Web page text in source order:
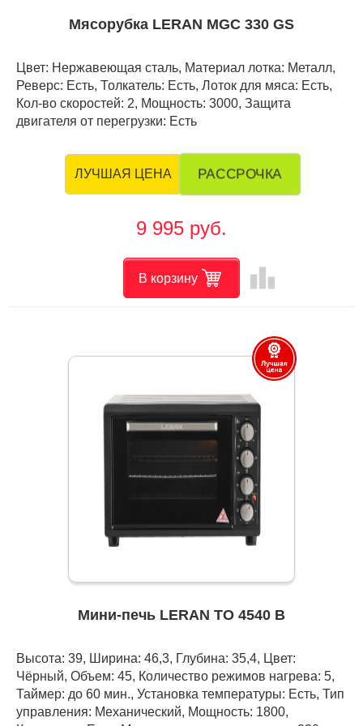
Мясорубка LERAN MGC 330 GS
Цвет: Нержавеющая сталь, Материал лотка: Металл,
Реверс: Есть, Толкатель: Есть, Лоток для мяса: Есть,
Кол-во скоростей: 2, Мощность: 3000, Защита
двигателя от перегрузки: Есть
ЛУЧШАЯ ЦЕНА РАССРОЧКА
9 995 руб.
В корзину leaderboard
Мини-печь LERAN TO 4540 B
Высота: 39, Ширина: 46,3, Глубина: 35,4, Цвет:
Чёрный, Объем: 45, Количество режимов нагрева: 5,
Таймер: до 60 мин., Установка температуры: Есть, Тип
управления: Механический, Мощность: 1800,